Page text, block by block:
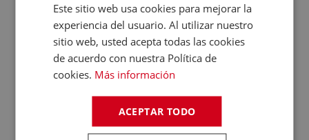
toner
Periféricos
Ratones
Teclados
WebCams y
Micrófonos
Almacenamiento
Pendrive y Tarjetas
Este sitio web usa cookies para mejorar la
experiencia del usuario. Al utilizar nuestro
sitio web, usted acepta todas las cookies
de acuerdo con nuestra Política de
cookies. Más información
ACEPTAR TODO